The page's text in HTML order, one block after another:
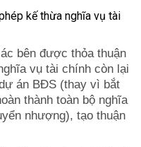
bên được thỏa thuận
vụ tài chính còn lại
án BĐS (thay vì bắt
thành toàn bộ nghĩa
nhượng), tạo thuận